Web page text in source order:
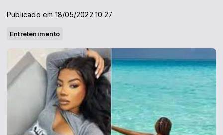
Publicado em 18/05/2022 10:27
Entretenimento